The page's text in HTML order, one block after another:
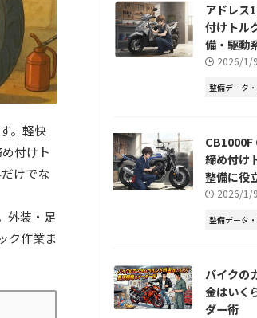
。軽快
付けト
けでな
外装・足
ク作業ま
アドレス
付けトル
備・駆動
2026/1/9
整備データ
CB1000F
締め付け
整備に役
2026/1/9
整備データ
バイクの
金はいく
ダー術